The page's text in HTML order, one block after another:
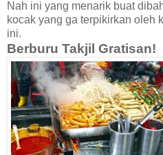
Nah ini yang menarik buat
kocak yang ga terpikirkan oleh
ini.
Berburu Takjil Gratisan!